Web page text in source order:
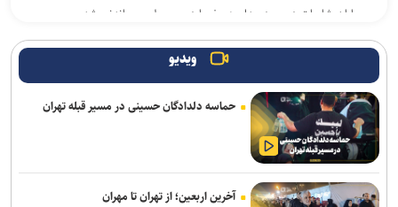
پایان شایعات در مورد جدایی؛ بیفوما در پرسپولیس ماندنی شد
موضع جدید نساجی درباره ایری و طاهری
سفر مربی جدید استقلال به ایران
استعلام استقلال از فیفا در مورد جذب بازیکن آزاد و پنجره تیم بانوان
واگذاری امتیاز شناورسازی قشم به سازمان منطقه آزاد/ بازگشت اصولی به
مدیریت فوتبال
ویدیو
حماسه دلدادگان حسینی در مسیر قبله تهران
آخرین اربعین؛ از تهران تا مهران